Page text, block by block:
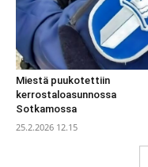
Miestä puukotettiin
kerrostaloasunnossa
Sotkamossa
25.2.2026 12.15